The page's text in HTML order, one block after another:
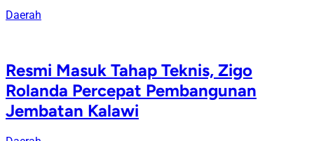
Daerah
Resmi Masuk Tahap Teknis, Zigo
Rolanda Percepat Pembangunan
Jembatan Kalawi